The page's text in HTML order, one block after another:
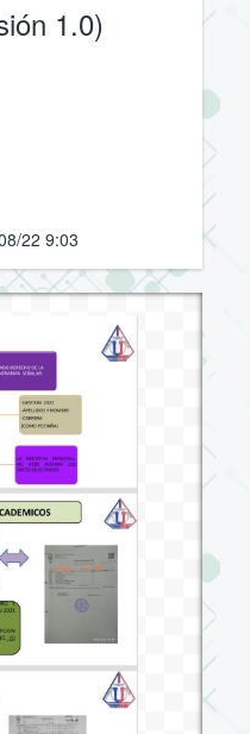
1.0)
22 9:03